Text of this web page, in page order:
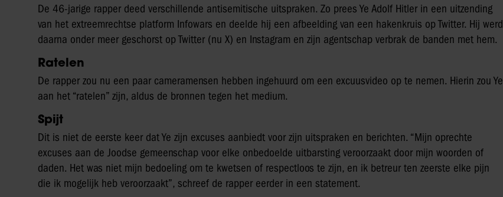
De 46-jarige rapper deed verschillende antisemitische uitspraken. Zo prees Ye Adolf Hitler in een uitzending
van het extreemrechtse platform Infowars en deelde hij een afbeelding van een hakenkruis op Twitter. Hij werd
daarna onder meer geschorst op Twitter (nu X) en Instagram en zijn agentschap verbrak de banden met hem.
Ratelen
De rapper zou nu een paar cameramensen hebben ingehuurd om een excuusvideo op te nemen. Hierin zou Ye
aan het “ratelen” zijn, aldus de bronnen tegen het medium.
Spijt
Dit is niet de eerste keer dat Ye zijn excuses aanbiedt voor zijn uitspraken en berichten. “Mijn oprechte
excuses aan de Joodse gemeenschap voor elke onbedoelde uitbarsting veroorzaakt door mijn woorden of
daden. Het was niet mijn bedoeling om te kwetsen of respectloos te zijn, en ik betreur ten zeerste elke pijn
die ik mogelijk heb veroorzaakt”, schreef de rapper eerder in een statement.